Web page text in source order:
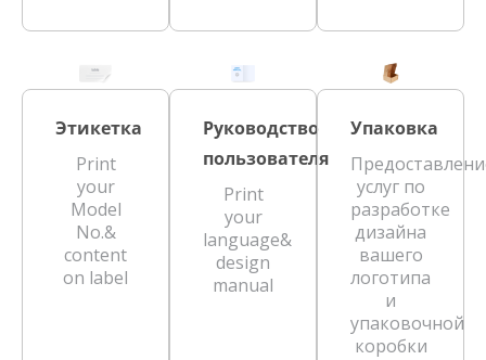
Этикетка
Print
your
Model
No.&
content
on label
Руководство
пользователя
Print
your
language&
design
manual
Упаковка
услуг по
разработке
дизайна
вашего
логотипа
и
упаковочной
коробки